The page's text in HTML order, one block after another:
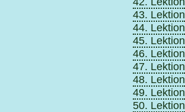
43. Lektion
44. Lektion
45. Lektion
46. Lektion
47. Lektion
48. Lektion
49. Lektion
50. Lektion